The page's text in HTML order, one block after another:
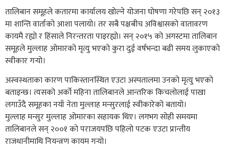
तालिबान समूहले कतारमा कार्यालय खोल्ने योजना घोषणा गरेपछि सन् २०१३
मा शान्ति वार्ताको आशा पलायो। तर सबै पक्षबीच अविश्वासको वातावरण
कायमै रह्यो र हिंसाले निरन्तरता पाइरह्यो। सन् २०१५ को अगस्टमा तालिबान
समूहले मुल्लाह ओमारको मृत्यु भएको कुरा दुई वर्षभन्दा बढी समय लुकाएको
स्वीकार गर्‍यो।
अस्वस्थताका कारण पाकिस्तानस्थित एउटा अस्पतालमा उनको मृत्यु भएको
बताइन्छ। त्यसको अर्को महिना तालिबानले आन्तरिक किचलोलाई पाखा
लगाउँदै समूहका नयाँ नेता मुल्लाह मन्सुरलाई स्वीकारेको बतायो।
मुल्लाह मन्सुर मुल्लाह ओमारका सहायक थिए। लगभग सोही समयमा
तालिबानले सन् २००१ को पराजयपछि पहिलो पटक एउटा प्रान्तीय
राजधानीमाथि नियन्त्रण कायम गर्‍यो।